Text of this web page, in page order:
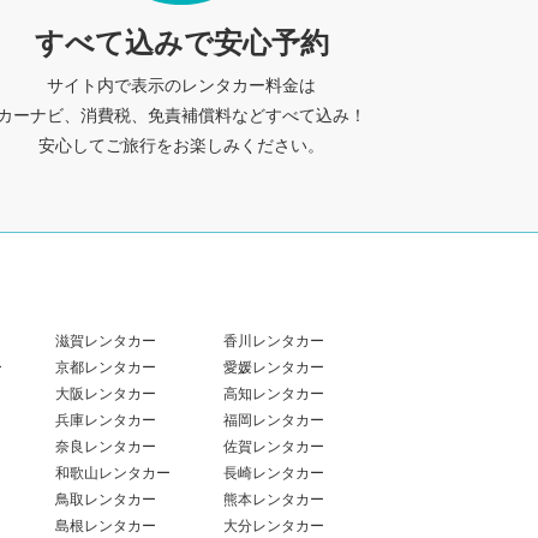
すべて込みで安心予約
サイト内で表示のレンタカー料金は
ーナビ、消費税、免責補償料などすべて込み！
安心してご旅行をお楽しみください。
滋賀レンタカー
京都レンタカー
大阪レンタカー
兵庫レンタカー
奈良レンタカー
和歌山レンタカー
鳥取レンタカー
島根レンタカー
香川レンタカー
愛媛レンタカー
高知レンタカー
福岡レンタカー
佐賀レンタカー
長崎レンタカー
熊本レンタカー
大分レンタカー